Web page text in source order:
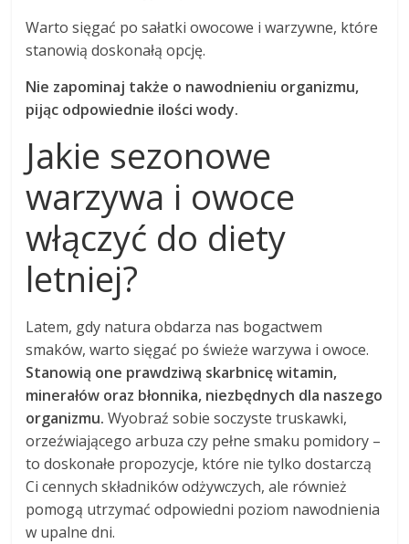
Warto sięgać po sałatki owocowe i warzywne, które
stanowią doskonałą opcję.
Nie zapominaj także o nawodnieniu organizmu,
pijąc odpowiednie ilości wody.
Jakie sezonowe
warzywa i owoce
włączyć do diety
letniej?
Latem, gdy natura obdarza nas bogactwem
smaków, warto sięgać po świeże warzywa i owoce.
Stanowią one prawdziwą skarbnicę witamin,
minerałów oraz błonnika, niezbędnych dla naszego
organizmu. Wyobraź sobie soczyste truskawki,
orzeźwiającego arbuza czy pełne smaku pomidory –
to doskonałe propozycje, które nie tylko dostarczą
Ci cennych składników odżywczych, ale również
pomogą utrzymać odpowiedni poziom nawodnienia
w upalne dni.